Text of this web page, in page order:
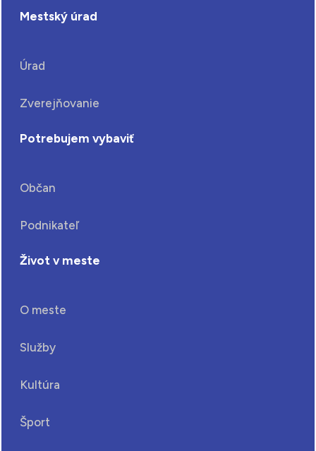
Mestský úrad
Úrad
Zverejňovanie
Potrebujem vybaviť
Občan
Podnikateľ
Život v meste
O meste
Služby
Kultúra
Šport